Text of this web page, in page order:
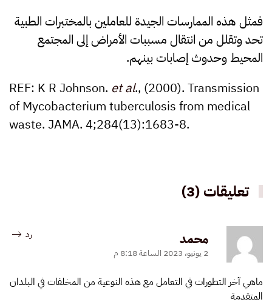
فمثل هذه الممارسات الجيدة للعاملين بالمختبرات الطبية
تحد وتقلل من انتقال مسببات الأمراض إلى المجتمع
المحيط وحدوث إصابات بينهم.
REF: K R Johnson. et al., (2000). Transmission
of Mycobacterium tuberculosis from medical
waste. JAMA. 4;284(13):1683-8.
تعليقات (3)
محمد
2 يونيو، 2023 الساعة 8:18 م
رد
ماهي آخر التطورات في التعامل مع هذه النوعية من المخلفات في البلدان
المتقدمة